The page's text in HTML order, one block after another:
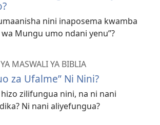
nini inaposema kwamba
Mungu umo ndani yenu”?
MASWALI YA BIBLIA
za Ufalme” Ni Nini?
zilifungua nini, na ni nani
Ni nani aliyefungua?